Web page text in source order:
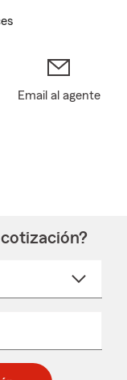
Email al agente